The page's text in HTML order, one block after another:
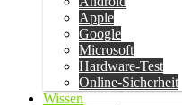
Apple
Google
Microsoft
Hardware-Test
Online-Sicherheit
Wissen